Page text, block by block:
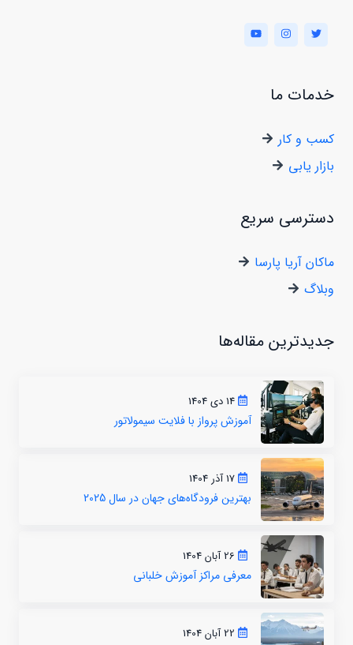
خدمات ما
کسب و کار
بازار یابی
دسترسی سریع
ماکان آریا پارسا
وبلاگ
جدیدترین مقاله‌ها
14 دی 1404
آموزش پرواز با فلایت سیمولاتور
17 آذر 1404
بهترین فرودگاه‌های جهان در سال 2025
معرفی مراکز آموزش خلبانی